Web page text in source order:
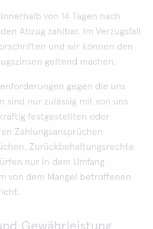
von 14 Tagen nach
Abzug zahlbar. Im Verzugsfall
und wir können den
geltend machen.
gegen die uns
sind nur zulässig mit von uns
festgestellten oder
Zahlungsansprüchen
Zurückbehaltungsrechte
nur in dem Umfang
von dem Mangel betroffenen